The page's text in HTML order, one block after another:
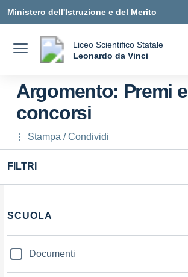
Ministero dell'Istruzione e del Merito
Liceo Scientifico Statale
Leonardo da Vinci
Argomento: Premi e
concorsi
Stampa / Condividi
FILTRI
Filtri
SCUOLA
Documenti